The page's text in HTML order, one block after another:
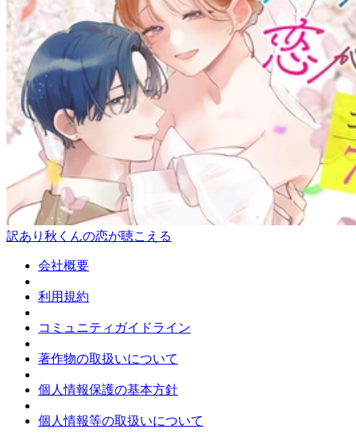
訳あり秋くんの恋が聴こえる
会社概要
利用規約
コミュニティガイドライン
著作物の取扱いについて
個人情報保護の基本方針
個人情報等の取扱いについて